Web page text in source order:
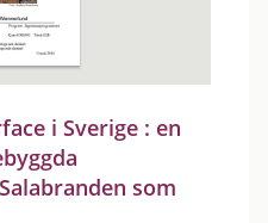
i Sverige : en
som